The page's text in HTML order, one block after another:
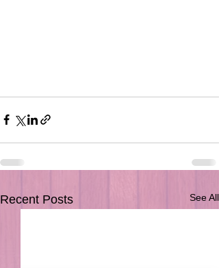
Recent Posts See All